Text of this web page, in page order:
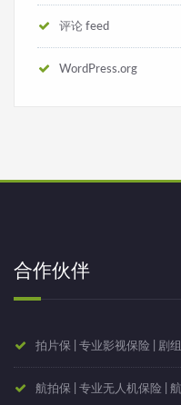
评论 feed
WordPress.org
合作伙伴
拍片保 | 专业影视保险 | 剧
航拍保 | 专业无人机保险 |